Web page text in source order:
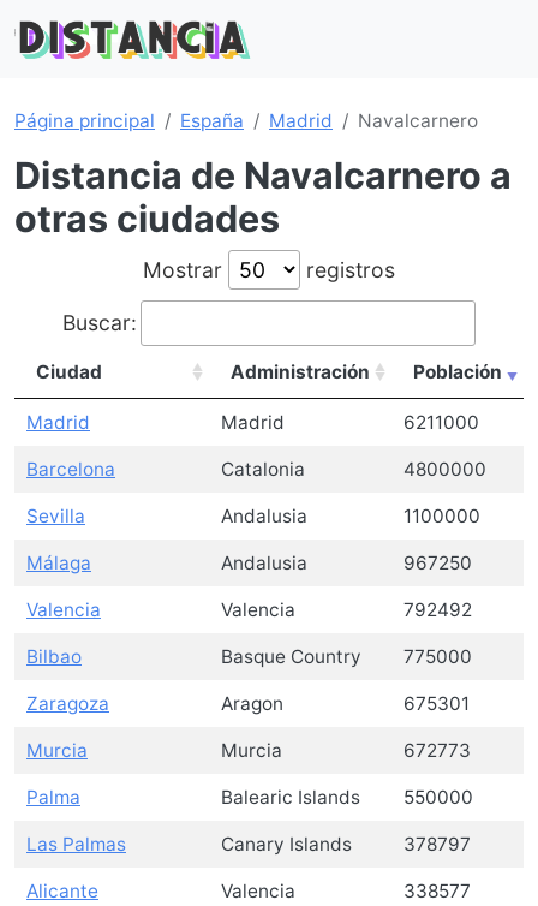
Página principal España Madrid Navalcarnero
Distancia de Navalcarnero a
otras ciudades
Mostrar registros
Buscar:
Ciudad Administración Población
Madrid Madrid 6211000
Barcelona Catalonia 4800000
Sevilla Andalusia 1100000
Málaga Andalusia 967250
Valencia Valencia 792492
Bilbao Basque Country 775000
Zaragoza Aragon 675301
Murcia Murcia 672773
Palma Balearic Islands 550000
Las Palmas Canary Islands 378797
Alicante Valencia 338577